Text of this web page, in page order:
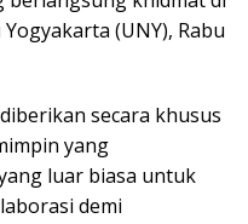
(UNY), Rabu
secara khusus
yang
luar biasa untuk
demi